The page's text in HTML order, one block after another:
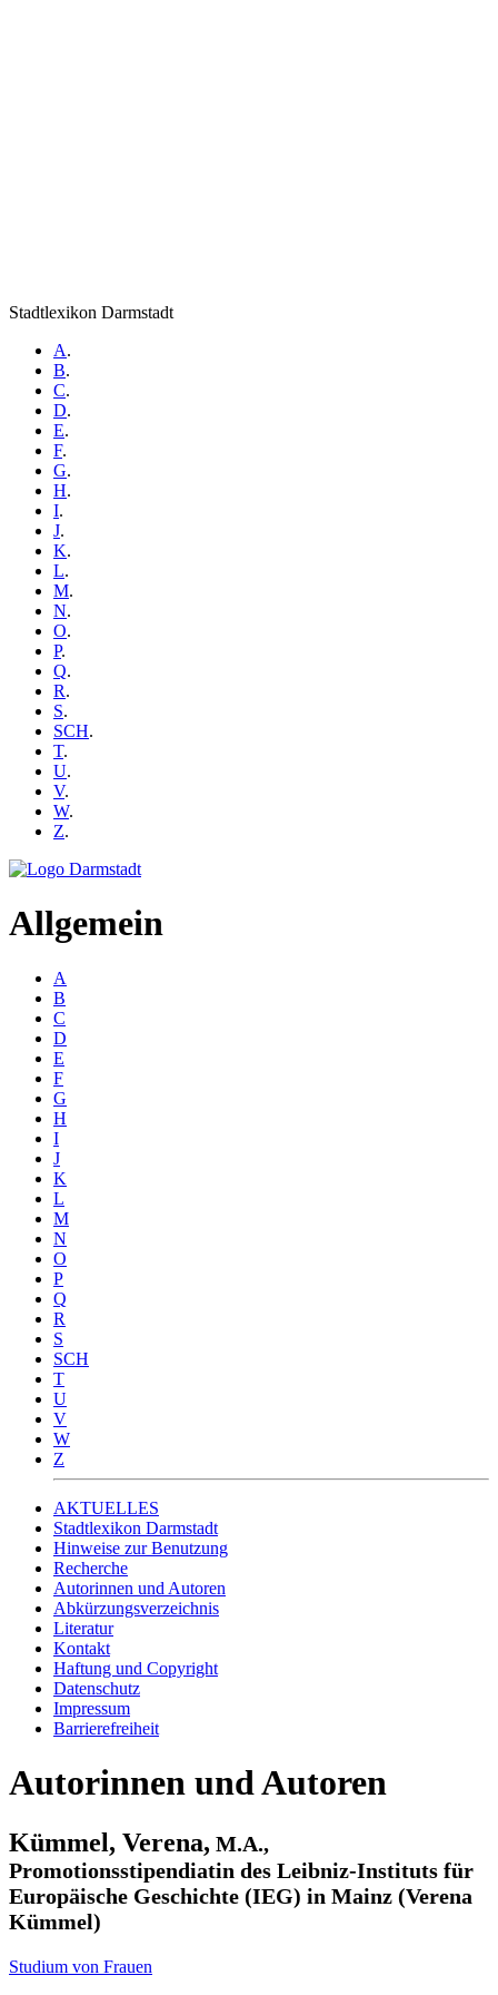
Stadtlexikon Darmstadt
A.
B.
C.
D.
E.
F.
G.
H.
I.
J.
K.
L.
M.
N.
O.
P.
Q.
R.
S.
SCH.
T.
U.
V.
W.
Z.
Allgemein
A
B
C
D
E
F
G
H
I
J
K
L
M
N
O
P
Q
R
S
SCH
T
U
V
W
Z
AKTUELLES
Stadtlexikon Darmstadt
Hinweise zur Benutzung
Recherche
Autorinnen und Autoren
Abkürzungsverzeichnis
Literatur
Kontakt
Haftung und Copyright
Datenschutz
Impressum
Barrierefreiheit
Autorinnen und Autoren
Kümmel, Verena, M.A.,
Promotionsstipendiatin des Leibniz-Instituts für
Europäische Geschichte (IEG) in Mainz (Verena
Kümmel)
Studium von Frauen